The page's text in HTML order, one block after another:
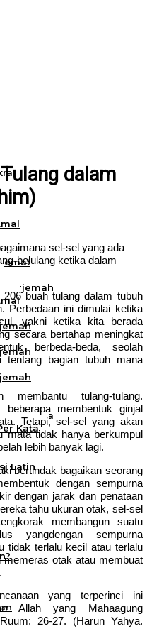
Terjemah
Azalia
Kata
Latin
dalam
sel-sel yang ada
belulang ketika dalam
buah tulang dalam tubuh
Perbedaan ini dimulai ketika
yakni ketika kita berada
secara bertahap meningkat
berbeda-beda, seolah
tentang bagian tubuh mana
membantu tulang-tulang.
beberapa membentuk ginjal
Tetapi, sel-sel yang akan
mata tidak hanya berkumpul
lebih banyak lagi.
bertindak bagaikan seorang
dengan sempurna
dengan jarak dan penataan
tahu ukuran otak, sel-sel
membangun suatu
yangdengan sempurna
tidak terlalu kecil atau terlalu
memeras otak atau membuat
yang terperinci ini
Allah yang Mahaagung
26-27. (Harun Yahya.